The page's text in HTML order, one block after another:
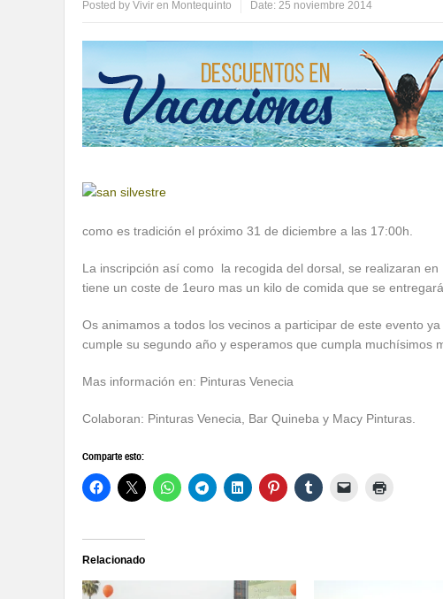
Posted by Vivir en Montequinto Date: 25 noviembre 2014
como es tradición el próximo 31 de diciembre a las 17:00h.
La inscripción así como la recogida del dorsal, se realizaran
tiene un coste de 1euro mas un kilo de comida que se
Os animamos a todos los vecinos a participar de este evento
cumple su segundo año y esperamos que cumpla muchísimos
Mas información en: Pinturas Venecia
Colaboran: Pinturas Venecia, Bar Quineba y Macy Pinturas.
Comparte esto:
Relacionado